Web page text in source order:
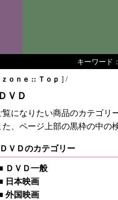
キーワード：
ｚｏｎｅ :: Ｔｏｐ ] /
ＶＤ
になりたい商品のカテゴリ
、ページ上部の黒枠の中の
ＶＤのカテゴリー
ＤＶＤ一般
日本映画
外国映画